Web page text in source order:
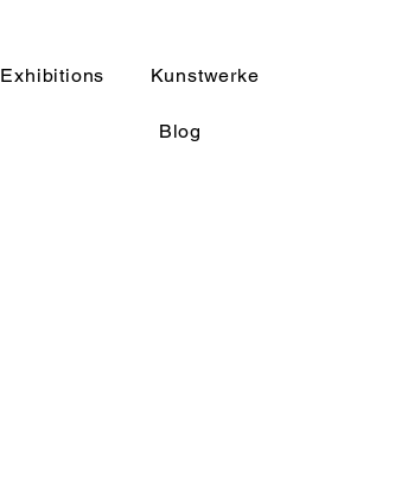
Exhibitions Kunstwerke
Blog